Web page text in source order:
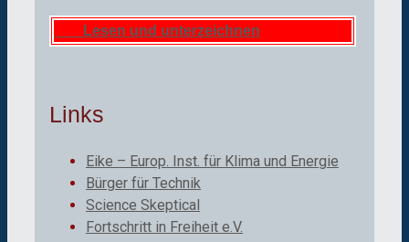
Lesen und unterzeichnen
Links
Eike – Europ. Inst. für Klima und Energie
Bürger für Technik
Science Skeptical
Fortschritt in Freiheit e.V.